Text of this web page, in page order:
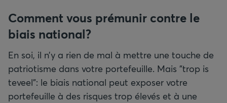
Comment vous prémunir contre le
biais national?
En soi, il n’y a rien de mal à mettre une touche de
patriotisme dans votre portefeuille. Mais "trop is
teveel": le biais national peut exposer votre
portefeuille à des risques trop élevés et à une